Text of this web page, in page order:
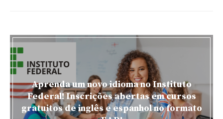
Aprenda um novo idioma no Instituto
Federal! Inscrições abertas em cursos
gratuitos de inglês e espanhol no formato